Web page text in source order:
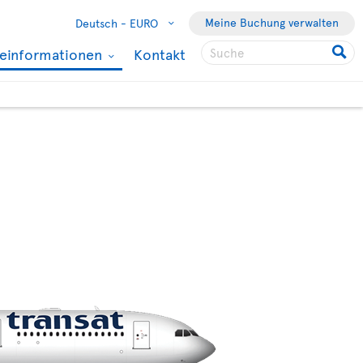
Deutsch - EURO Meine Buchung verwalten
Kontakt